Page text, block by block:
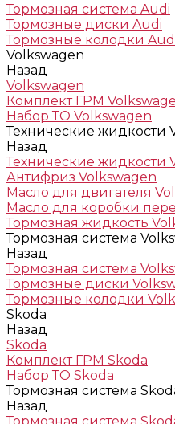
Тормозная система Audi
Тормозные диски Audi
Тормозные колодки
Volkswagen
Назад
Volkswagen
Комплект ГРМ
Набор ТО Volkswagen
Технические жидкости
Назад
Технические жидкости
Антифриз Volkswagen
Масло для двигателя
Масло для коробки
Тормозная жидкость
Тормозная система
Назад
Тормозная система
Тормозные диски
Тормозные колодки
Skoda
Назад
Skoda
Комплект ГРМ Skoda
Набор ТО Skoda
Тормозная система
Назад